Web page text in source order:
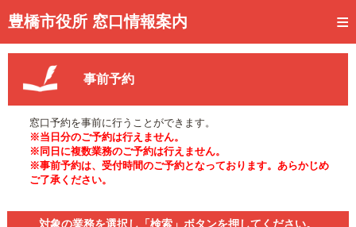
豊橋市役所 窓口情報案内
トップページ
事前予約
予約状況確認
窓口混雑状況
待ち状況確認
交付状況確認
事前予約
窓口予約を事前に行うことができます。
※当日分のご予約は行えません。
※同日に複数業務のご予約は行えません。
※事前予約は、受付時間のご予約となっております。あらかじめ
ご了承ください。
対象の業務を選択し「検索」ボタンを押してください。